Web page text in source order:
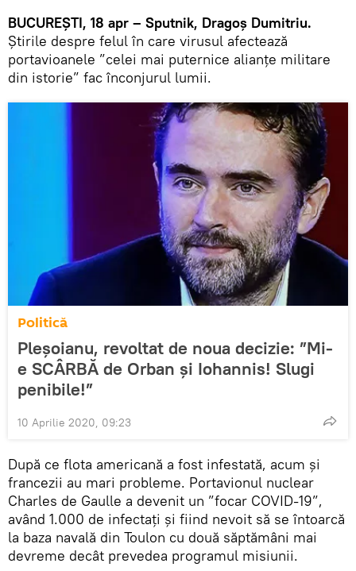
BUCUREȘTI, 18 apr – Sputnik, Dragoș Dumitriu.
Știrile despre felul în care virusul afectează
portavioanele ”celei mai puternice alianțe militare
din istorie” fac înconjurul lumii.
Politică
Pleșoianu, revoltat de noua decizie: ”Mi-
e SCÂRBĂ de Orban și Iohannis! Slugi
penibile!”
10 Aprilie 2020, 09:23
După ce flota americană a fost infestată, acum și
francezii au mari probleme. Portavionul nuclear
Charles de Gaulle a devenit un ”focar COVID-19”,
având 1.000 de infectați și fiind nevoit să se întoarcă
la baza navală din Toulon cu două săptămâni mai
devreme decât prevedea programul misiunii.